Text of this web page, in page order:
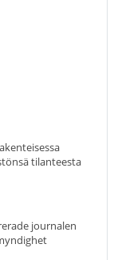
tilanteesta
journalen